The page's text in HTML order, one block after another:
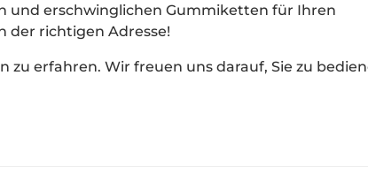
und erschwinglichen Gummiketten für Ihren
der richtigen Adresse!
erfahren. Wir freuen uns darauf, Sie zu